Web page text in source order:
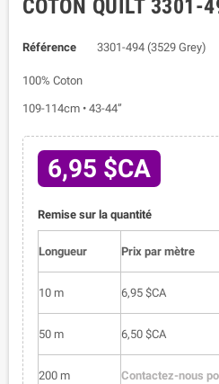
COTON QUILT 3301-
Référence 3301-494 (3529 Grey)
100% Coton
109-114cm • 43-44”
6,95 $CA
Remise sur la quantité
Longueur Prix par mètre
10 m 6,95 $CA
50 m 6,50 $CA
200 m Contactez-nous